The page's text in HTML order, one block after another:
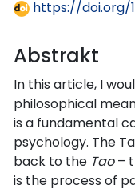
https://doi.org/
Abstrakt
In this article, I
philosophical
is a fundamental
psychology. The
back to the Tao–
is the process of